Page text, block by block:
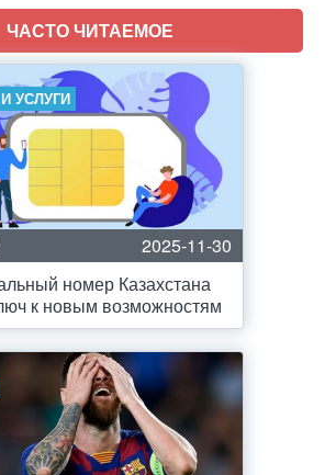
ЧАСТО ЧИТАЕМОЕ
УСЛУГИ
2025-11-30
номер Казахстана
к новым возможностям